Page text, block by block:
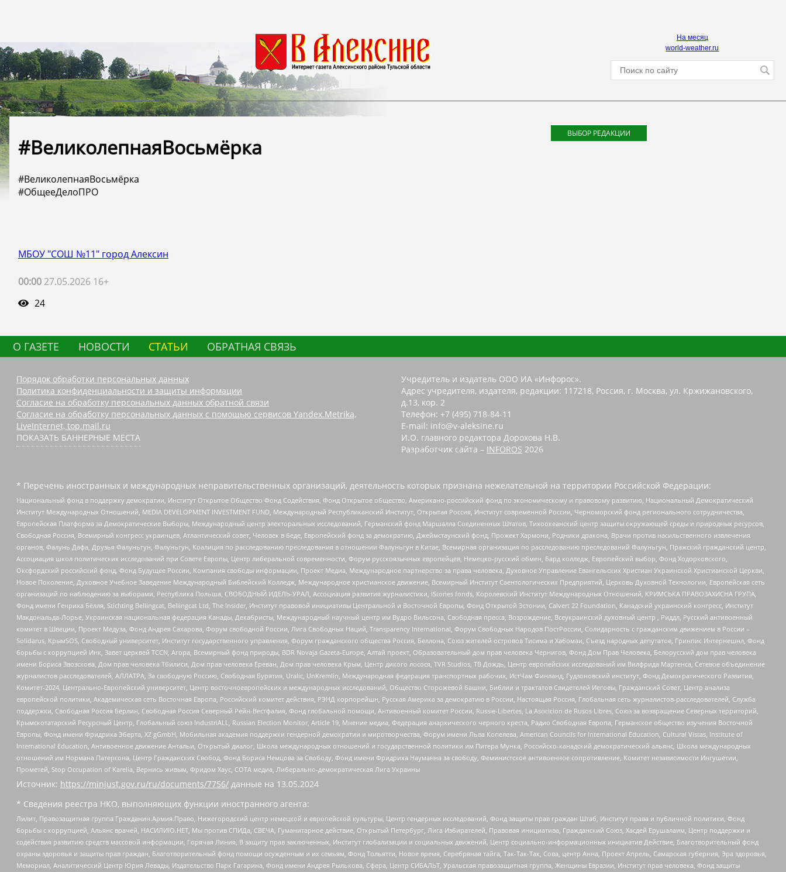
На месяц
world-weather.ru
#ВеликолепнаяВосьмёрка
#ВеликолепнаяВосьмёрка
#ОбщееДелоПРО
МБОУ "СОШ №11" город Алексин
00:00 27.05.2026 16+
24
ВЫБОР РЕДАКЦИИ
О ГАЗЕТЕ НОВОСТИ СТАТЬИ ОБРАТНАЯ СВЯЗЬ
Порядок обработки персональных данных
Политика конфиденциальности и защиты информации
Согласие на обработку персональных данных обратной связи
Согласие на обработку персональных данных с помощью сервисов Yandex.Metrika,
LiveInternet, top.mail.ru
ПОКАЗАТЬ БАННЕРНЫЕ МЕСТА
Учредитель и издатель ООО ИА «Инфорос».
Адрес учредителя, издателя, редакции: 117218, Россия, г. Москва, ул. Кржижановского,
д.13, кор. 2
Телефон: +7 (495) 718-84-11
E-mail: info@v-aleksine.ru
И.О. главного редактора Дорохова Н.В.
Разработчик сайта – INFOROS 2026
* Перечень иностранных и международных неправительственных организаций, деятельность которых признана нежелательной на территории Российской Федерации:
Национальный фонд в поддержку демократии, Институт Открытое Общество Фонд Содействия, Фонд Открытое общество, Американо-российский фонд по экономическому и правовому развитию, Национальный Демократический
Институт Международных Отношений, MEDIA DEVELOPMENT INVESTMENT FUND, Международный Республиканский Институт, Открытая Россия, Институт современной России, Черноморский фонд регионального сотрудничества,
Европейская Платформа за Демократические Выборы, Международный центр электоральных исследований, Германский фонд Маршалла Соединенных Штатов, Тихоокеанский центр защиты окружающей среды и природных ресурсов,
Свободная Россия, Всемирный конгресс украинцев, Атлантический совет, Человек в беде, Европейский фонд за демократию, Джеймстаунский фонд, Прожект Хармони, Родники дракона, Врачи против насильственного извлечения
органов, Фалунь Дафа, Друзья Фалуньгун, Фалуньгун, Коалиция по расследованию преследования в отношении Фалуньгун в Китае, Всемирная организация по расследованию преследований Фалуньгун, Пражский гражданский центр,
Ассоциация школ политических исследований при Совете Европы, Центр либеральной современности, Форум русскоязычных европейцев, Немецко-русский обмен, Бард колледж, Европейский выбор, Фонд Ходорковского,
Оксфордский российский фонд, Фонд Будущее России, Компания свободы информации, Проект Медиа, Международное партнерство за права человека, Духовное Управление Евангельских Христиан Украинской Христианской Церкви,
Новое Поколение, Духовное Учебное Заведение Международный Библейский Колледж, Международное христианское движение, Всемирный Институт Саентологических Предприятий, Церковь Духовной Технологии, Европейская сеть
организаций по наблюдению за выборами, Республика Польша, СВОБОДНЫЙ ИДЕЛЬ-УРАЛ, Ассоциация развития журналистики, IStories fonds, Королевский Институт Международных Отношений, КРИМСЬКА ПРАВОЗАХИСНА ГРУПА,
Фонд имени Генриха Бёлля, Stichting Bellingcat, Bellingcat Ltd, The Insider, Институт правовой инициативы Центральной и Восточной Европы, Фонд Открытой Эстонии, Calvert 22 Foundation, Канадский украинский конгресс, Институт
Макдональда-Лорье, Украинская национальная федерация Канады, Декабристы, Международный научный центр им Вудро Вильсона, Свободная пресса, Возрождение, Всеукраинский духовный центр , Риддл, Русский антивоенный
комитет в Швеции, Проект Медуза, Фонд Андрея Сахарова, Форум свободной России, Лига Свободных Наций, Transparеncy International, Форум Свободных Народов ПостРоссии, Солидарность с гражданским движением в России –
Solidarus, КрымSOS, Свободный университет, Институт государственного управления, Форум гражданского общества Россия, Беллона, Союз жителей островов Тисима и Хабомаи, Съезд народных депутатов, Гринпис Интернешнл, Фонд
борьбы с коррупцией Инк, Завет церквей TCCN, Агора, Всемирный фонд природы, BDR Novaja Gazeta-Europe, Алтай проект, Образовательный дом прав человека Чернигов, Фонд Дом Прав Человека, Белорусский дом прав человека
имени Бориса Звозскова, Дом прав человека Тбилиси, Дом прав человека Ереван, Дом прав человека Крым, Центр дикого лосося, TVR Studios, ТВ Дождь, Центр европейских исследований им Вилфрида Мартенса, Сетевое объединение
журналистов расследователей, АЛЛАТРА, За свободную Россию, Свободная Бурятия, Uralic, UnKremlin, Международная федерация транспортных рабочих, ИстЧам Финланд, Гудзоновский институт, Фонд Демократического Развития,
Комитет-2024, Центрально-Европейский университет, Центр восточноевропейских и международных исследований, Общество Сторожевой башни, Библии и трактатов Свидетелей Иеговы, Гражданский Совет, Центр анализа
европейской политики, Академическая сеть Восточная Европа, Российский комитет действия, РЭНД корпорейшн, Русская Америка за демократию в России, Настоящая Россия, Глобальная сеть журналистов-расследователей, Служба
поддержки, Свободная Россия Берлин, Свободная Россия Северный Рейн-Вестфалия, Фонд глобальной помощи, Антивоенный комитет России, Russie-Libertes, La Asocicion de Rusos Libres, Союз за возвращение Северных территорий,
Крымскотатарский Ресурсный Центр, Глобальный союз IndustriALL, Russian Election Monitor, Article 19, Мнение медиа, Федерация анархического черного креста, Радио Свободная Европа, Германское общество изучения Восточной
Европы, Фонд имени Фридриха Эберта, XZ gGmbH, Мобильная академия поддержки гендерной демократии и миротворчества, Форум имени Льва Копелева, American Councils for International Education, Cultural Vistas, Institute of
International Education, Антивоенное движение Антальи, Открытый диалог, Школа международных отношений и государственной политики им Питера Мунка, Российско-канадский демократический альянс, Школа международных
отношений им Нормана Патерсона, Центр Гражданских Свобод, Фонд Бориса Немцова за Свободу, Фонд имени Фридриха Науманна за свободу, Феминистское антивоенное сопротивление, Комитет независимости Ингушетии,
Прометей, Stop Occupation of Karelia, Вернись живым, Фридом Хаус, СОТА медиа, Либерально-демократическая Лига Украины
Источник: https://minjust.gov.ru/ru/documents/7756/ данные на 13.05.2024
* Сведения реестра НКО, выполняющих функции иностранного агента:
Лилит, Правозащитная группа Гражданин.Армия.Право, Нижегородский центр немецкой и европейской культуры, Центр гендерных исследований, Фонд защиты прав граждан Штаб, Институт права и публичной политики, Фонд
борьбы с коррупцией, Альянс врачей, НАСИЛИЮ.НЕТ, Мы против СПИДа, СВЕЧА, Гуманитарное действие, Открытый Петербург, Лига Избирателей, Правовая инициатива, Гражданский Союз, Хасдей Ерушалаим, Центр поддержки и
содействия развитию средств массовой информации, Горячая Линия, В защиту прав заключенных, Институт глобализации и социальных движений, Центр социально-информационных инициатив Действие, Благотворительный фонд
охраны здоровья и защиты прав граждан, Благотворительный фонд помощи осужденным и их семьям, Фонд Тольятти, Новое время, Серебряная тайга, Так-Так-Так, Сова, центр Анна, Проект Апрель, Самарская губерния, Эра здоровья,
Мемориал, Аналитический Центр Юрия Левады, Издательство Парк Гагарина, Фонд имени Андрея Рылькова, Сфера, Центр СИБАЛЬТ, Уральская правозащитная группа, Женщины Евразии, Институт прав человека, Фонд защиты